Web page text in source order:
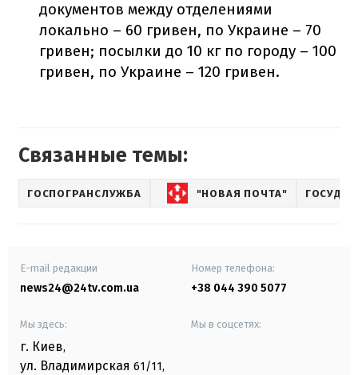
документов между отделениями
локально – 60 гривен, по Украине – 70
гривен; посылки до 10 кг по городу – 100
гривен, по Украине – 120 гривен.
Связанные темы:
ГОСПОГРАНСЛУЖБА "НОВАЯ ПОЧТА"
E-mail редакции
news24@24tv.com.ua
Номер телефона:
+38 044 390 5077
Мы здесь:
г. Киев,
ул. Владимирская 61/11,
Мы в соцсетях: